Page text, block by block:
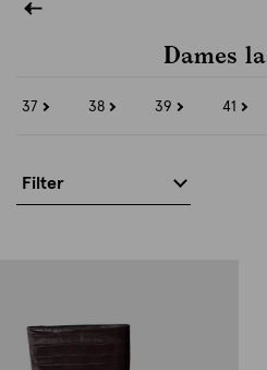
Dames
37
Refine
38
Refine
39
Refine
41
Refine
Filter